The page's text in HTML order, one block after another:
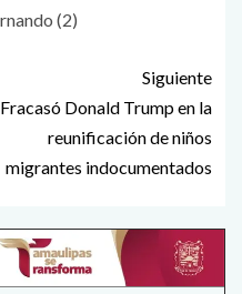
Siguiente
Fracasó Donald Trump en la
reunificación de niños
migrantes indocumentados